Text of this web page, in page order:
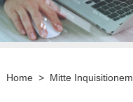
Home > Mitte Inquisitionem